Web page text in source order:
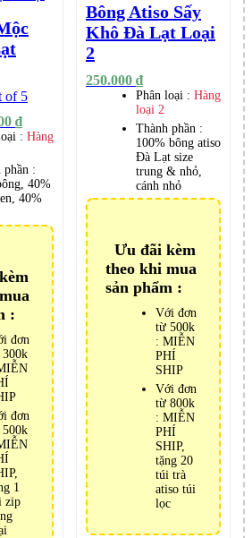
of 5
₫.
₫Current
Giá
70.000 ₫.
: Hàng
phần :
40%
40%
:
đơn
đơn
1
zip
Bông Atiso Sấy
Khô Đà Lạt Loại
2
250.000 ₫
Phân loại : Hàng
loại 2
Thành phần :
100% bông atiso
Đà Lạt size
trung & nhỏ,
cánh nhỏ
Ưu đãi kèm
theo khi mua
sản phẩm :
Với đơn
từ 500k
: MIỄN
PHÍ
SHIP
Với đơn
từ 800k
: MIỄN
PHÍ
SHIP,
tặng 20
túi trà
atiso túi
lọc